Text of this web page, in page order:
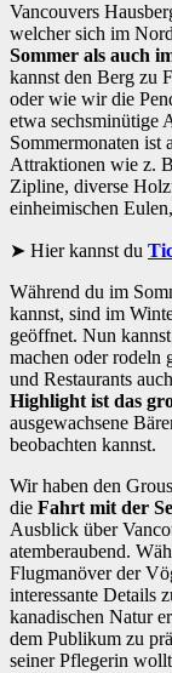
Vancouvers
welcher sich im
Sommer als auch
kannst den Berg zu
oder wie wir die
etwa sechsminütige
Sommermonaten ist
Attraktionen wie z.
Zipline, diverse
einheimischen
Hier kannst du
Während du im
kannst, sind im
geöffnet. Nun
machen oder rodeln
und Restaurants
Highlight ist das
ausgewachsene
beobachten kannst.
Wir haben den
die Fahrt mit der
Ausblick über
atemberaubend.
Flugmanöver der
interessante Details
kanadischen Natur
dem Publikum zu
seiner Pflegerin